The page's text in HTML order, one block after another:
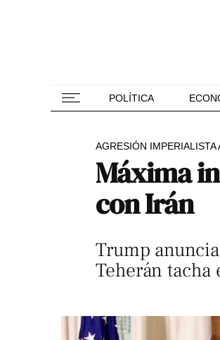
POLÍTICA
AGRESIÓN IMPERIALISTA
Máxima
con Irán
Trump
Teherán tacha